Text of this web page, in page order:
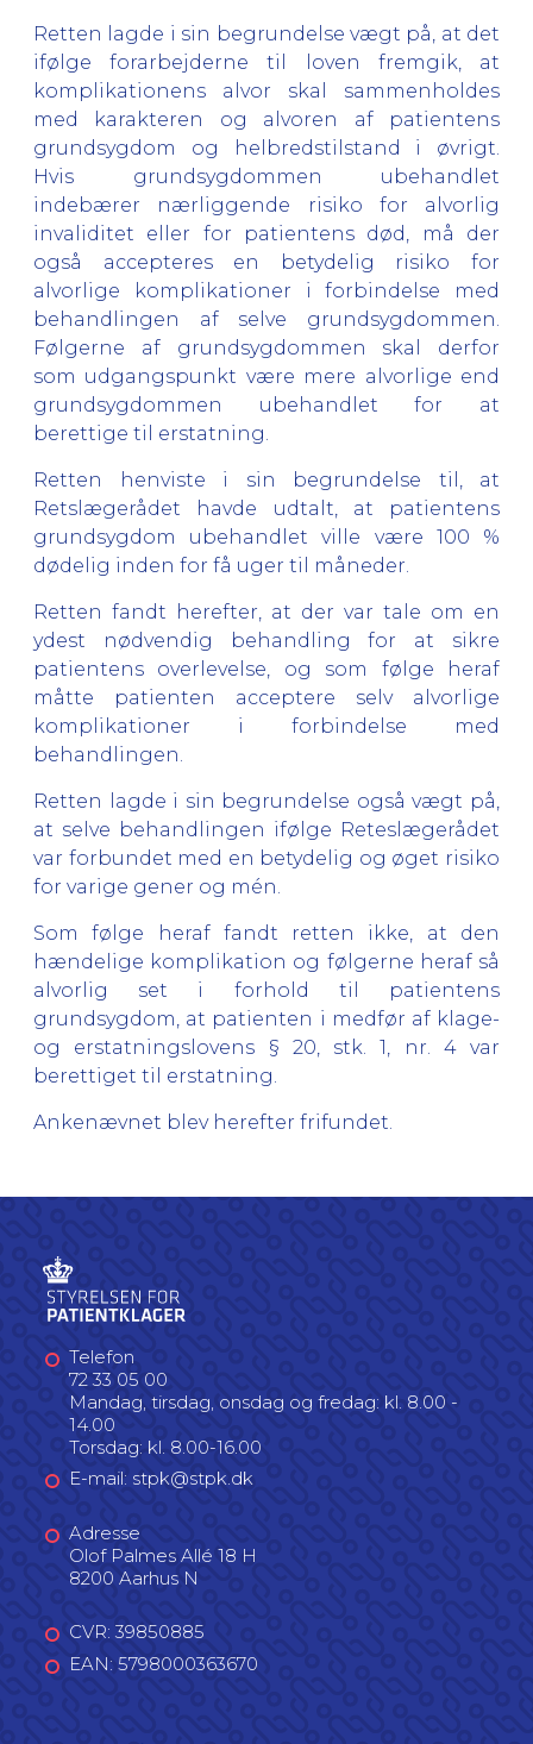
Retten lagde i sin begrundelse vægt på, at det
ifølge forarbejderne til loven fremgik, at
komplikationens alvor skal sammenholdes
med karakteren og alvoren af patientens
grundsygdom og helbredstilstand i øvrigt.
Hvis grundsygdommen ubehandlet
indebærer nærliggende risiko for alvorlig
invaliditet eller for patientens død, må der
også accepteres en betydelig risiko for
alvorlige komplikationer i forbindelse med
behandlingen af selve grundsygdommen.
Følgerne af grundsygdommen skal derfor
som udgangspunkt være mere alvorlige end
grundsygdommen ubehandlet for at
berettige til erstatning.
Retten henviste i sin begrundelse til, at
Retslægerådet havde udtalt, at patientens
grundsygdom ubehandlet ville være 100 %
dødelig inden for få uger til måneder.
Retten fandt herefter, at der var tale om en
ydest nødvendig behandling for at sikre
patientens overlevelse, og som følge heraf
måtte patienten acceptere selv alvorlige
komplikationer i forbindelse med
behandlingen.
Retten lagde i sin begrundelse også vægt på,
at selve behandlingen ifølge Reteslægerådet
var forbundet med en betydelig og øget risiko
for varige gener og mén.
Som følge heraf fandt retten ikke, at den
hændelige komplikation og følgerne heraf så
alvorlig set i forhold til patientens
grundsygdom, at patienten i medfør af klage-
og erstatningslovens § 20, stk. 1, nr. 4 var
berettiget til erstatning.
Ankenævnet blev herefter frifundet.
Telefon
72 33 05 00
Mandag, tirsdag, onsdag og fredag: kl. 8.00 -
14.00
Torsdag: kl. 8.00-16.00
E-mail: stpk@stpk.dk
Adresse
Olof Palmes Allé 18 H
8200 Aarhus N
CVR: 39850885
EAN: 5798000363670